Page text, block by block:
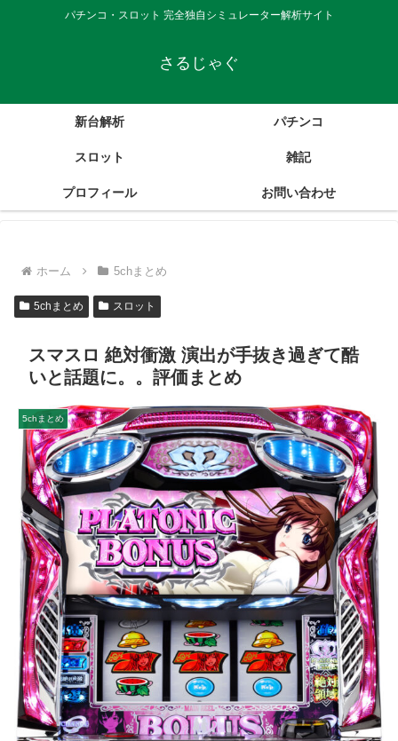
パチンコ・スロット 完全独自シミュレーター解析サイト
さるじゃぐ
新台解析 パチンコ
スロット 雑記
プロフィール お問い合わせ
ホーム 5chまとめ
5chまとめ スロット
スマスロ 絶対衝激 演出が手抜き過ぎて酷
いと話題に。。評価まとめ
5chまとめ